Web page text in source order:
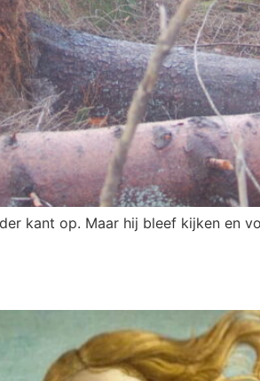
kant op. Maar hij bleef kijken en